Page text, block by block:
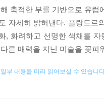
축적한 부를 기반으로 유
자세히 밝혀낸다. 플랑드르
, 화려하고 선명한 색채를
른 매력을 지닌 미술을 꽃피
부 내용을 미리 읽어보실 수 있습니